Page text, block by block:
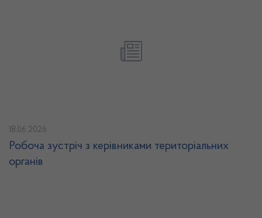
18.06.2026
Робоча зустріч з керівниками територіальних
органів